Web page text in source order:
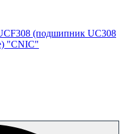
(подшипник UC308
"CNIC"